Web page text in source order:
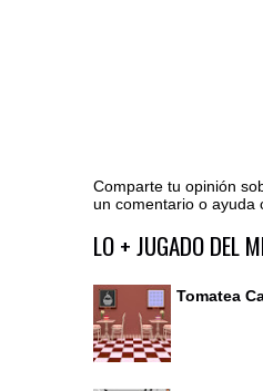
Comparte tu opinión
un comentario o ayuda
Ir al editor de
LO + JUGADO DEL
Tomatea